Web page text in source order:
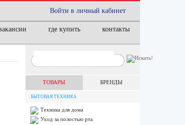
Войти в личный кабинет
где купить контакты
ТОВАРЫ БРЕНДЫ
БЫТОВАЯ ТЕХНИКА
Техника для дома
Уход за полостью рта